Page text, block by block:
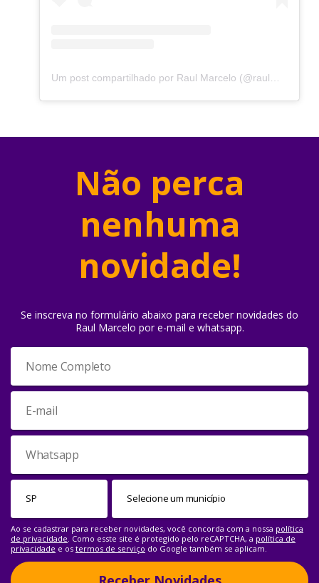
Não perca
nenhuma
novidade!
Se inscreva no formulário abaixo para receber novidades do
Raul Marcelo por e-mail e whatsapp.
Ao se cadastrar para receber novidades, você concorda com a nossa política
de privacidade. Como esste site é protegido pelo reCAPTCHA, a política de
privacidade e os termos de serviço do Google também se aplicam.